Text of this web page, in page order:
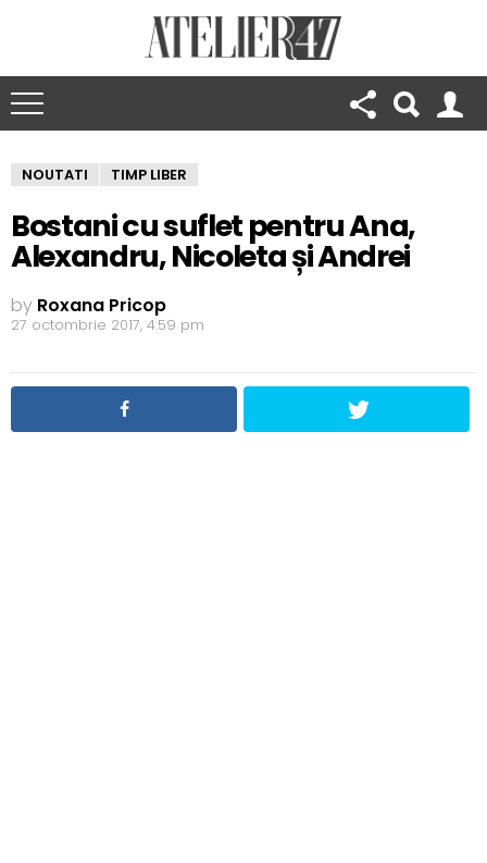
NOUTATI TIMP LIBER
Bostani cu suflet pentru Ana,
Alexandru, Nicoleta și Andrei
by Roxana Pricop
27 octombrie 2017, 4:59 pm